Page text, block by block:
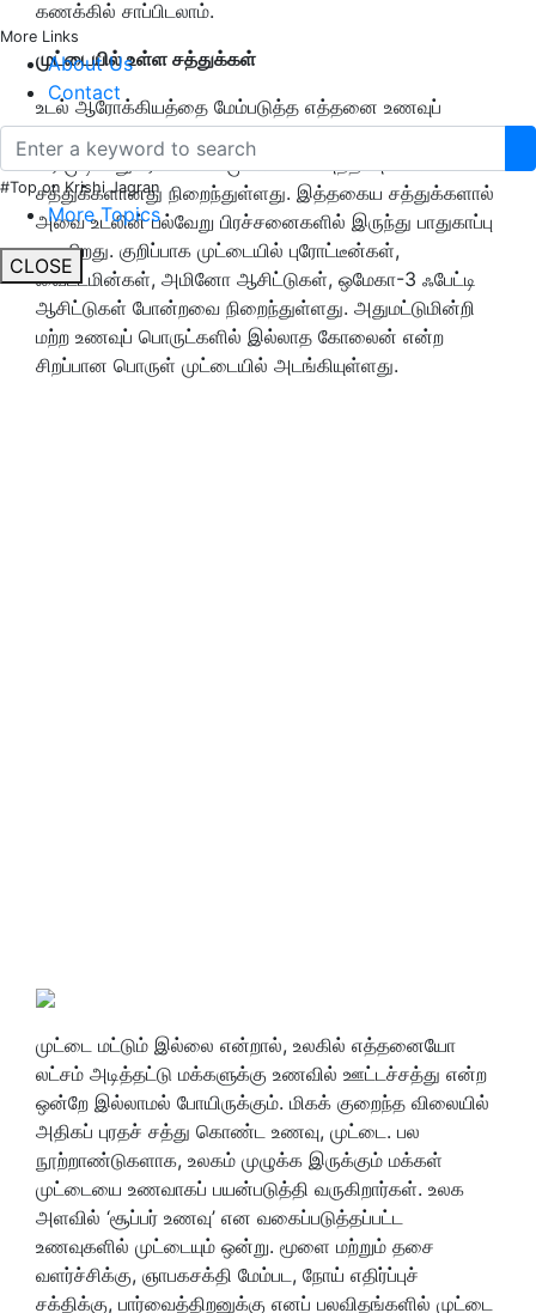
More Links
About Us
Contact
#Top on Krishi Jagran
More Topics
CLOSE
கணக்கில் சாப்பிடலாம்.
முட்டையில் உள்ள சத்துக்கள்
உடல் ஆரோக்கியத்தை மேம்படுத்த எத்தனை உணவுப்
பொருட்கள் இருந்தாலும், முட்டைக்கு இணையாது எதுவும்
வர முடியாது. ஏனெனில் முட்டையில் அந்த அளவில்
சத்துக்களானது நிறைந்துள்ளது. இத்தகைய சத்துக்களால்
அவை உடலின் பல்வேறு பிரச்சனைகளில் இருந்து பாதுகாப்பு
தருகிறது. குறிப்பாக முட்டையில் புரோட்டீன்கள்,
வைட்டமின்கள், அமினோ ஆசிட்டுகள், ஒமேகா-3 ஃபேட்டி
ஆசிட்டுகள் போன்றவை நிறைந்துள்ளது. அதுமட்டுமின்றி
மற்ற உணவுப் பொருட்களில் இல்லாத கோலைன் என்ற
சிறப்பான பொருள் முட்டையில் அடங்கியுள்ளது.
முட்டை மட்டும் இல்லை என்றால், உலகில் எத்தனையோ
லட்சம் அடித்தட்டு மக்களுக்கு உணவில் ஊட்டச்சத்து என்ற
ஒன்றே இல்லாமல் போயிருக்கும். மிகக் குறைந்த விலையில்
அதிகப் புரதச் சத்து கொண்ட உணவு, முட்டை. பல
நூற்றாண்டுகளாக, உலகம் முழுக்க இருக்கும் மக்கள்
முட்டையை உணவாகப் பயன்படுத்தி வருகிறார்கள். உலக
அளவில் ‘சூப்பர் உணவு’ என வகைப்படுத்தப்பட்ட
உணவுகளில் முட்டையும் ஒன்று. மூளை மற்றும் தசை
வளர்ச்சிக்கு, ஞாபகசக்தி மேம்பட, நோய் எதிர்ப்புச்
சக்திக்கு, பார்வைத்திறனுக்கு எனப் பலவிதங்களில் முட்டை